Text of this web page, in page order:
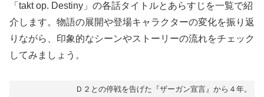
「takt op. Destiny」の各話タイトルとあらすじを一覧で紹
介します。物語の展開や登場キャラクターの変化を振り返
りながら、印象的なシーンやストーリーの流れをチェック
してみましょう。
Ｄ２との停戦を告げた『ザーガン宣言』から４年。